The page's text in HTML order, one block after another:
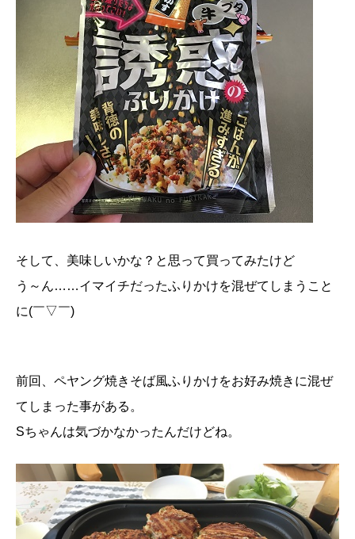
そして、美味しいかな？と思って買ってみたけど
う～ん……イマイチだったふりかけを混ぜてしまうこと
に(￣▽￣)
前回、ペヤング焼きそば風ふりかけをお好み焼きに混ぜ
てしまった事がある。
Sちゃんは気づかなかったんだけどね。